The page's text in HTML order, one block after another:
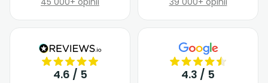
4.6 / 5 4.3 / 5